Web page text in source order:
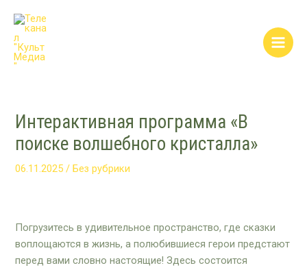
содержимому
Интерактивная программа «В
поиске волшебного кристалла»
06.11.2025/Без рубрики
Погрузитесь в удивительное пространство, где сказки
воплощаются в жизнь, а полюбившиеся герои предстают
перед вами словно настоящие! Здесь состоится
navigation